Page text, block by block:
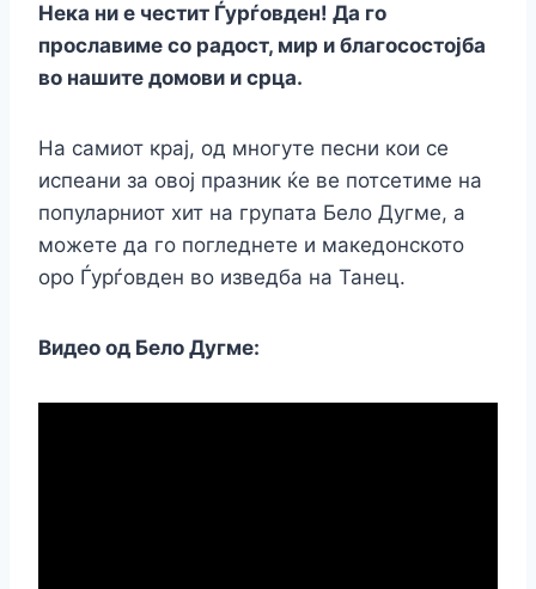
Нека ни е честит Ѓурѓовден! Да го
прославиме со радост, мир и благосостојба
во нашите домови и срца.
На самиот крај, од многуте песни кои се
испеани за овој празник ќе ве потсетиме на
популарниот хит на групата Бело Дугме, а
можете да го погледнете и македонското
оро Ѓурѓовден во изведба на Танец.
Видео од Бело Дугме: